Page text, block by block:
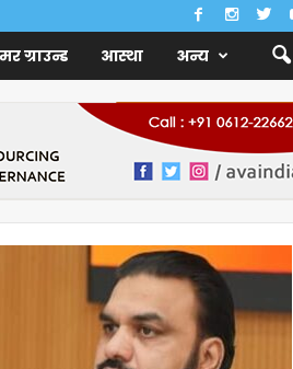
ग्राउन्ड आस्था अन्य